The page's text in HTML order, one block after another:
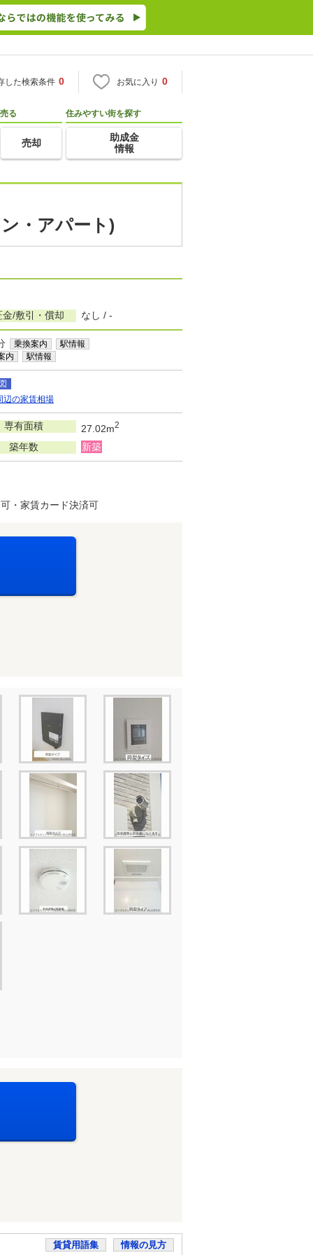
した検索条件 0 お気に入り 0
売る
売却
住みやすい街を探す
助成金
情報
・アパート)
金/敷引・償却 なし / -
乗換案内
駅情報
内
駅情報
辺の家賃相場
専有面積 27.02m2
築年数 新築
・家賃カード決済可
賃貸用語集 情報の見方